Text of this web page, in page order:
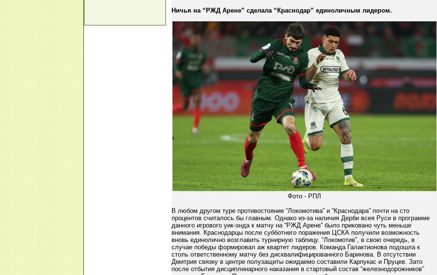
Ничья на “РЖД Арене” сделала “Краснодар” единоличным лидером.
Фото - РПЛ
В любом другом туре противостояние “Локомотива” и “Краснодара” почти на сто
процентов считалось бы главным. Однако из-за наличия Дерби всея Руси в программе
данного игрового уик-энда к матчу на “РЖД Арене” было приковано чуть меньше
внимания. Краснодарцы после субботнего поражения ЦСКА получили возможность
вновь единолично возглавить турнирную таблицу. “Локомотив”, в свою очередь, в
случае победы формировал аж квартет лидеров. Команда Галактионова подошла к
столь ответственному матчу без дисквалифицированного Баринова. В отсутствии
Дмитрия связку в центре полузащиты ожидаемо составили Карпукас и Пруцев. Зато
после отбытия дисциплинарного наказания в стартовый состав “железнодорожников”